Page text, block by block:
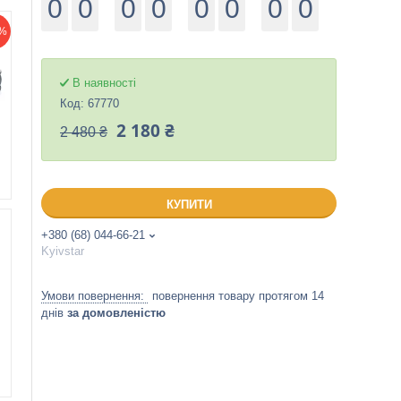
0 0 0 0 0 0 0 0
В наявності
Код: 67770
2 480 ₴ 2 180 ₴
КУПИТИ
+380 (68) 044-66-21
Kyivstar
повернення товару протягом 14
днів за домовленістю